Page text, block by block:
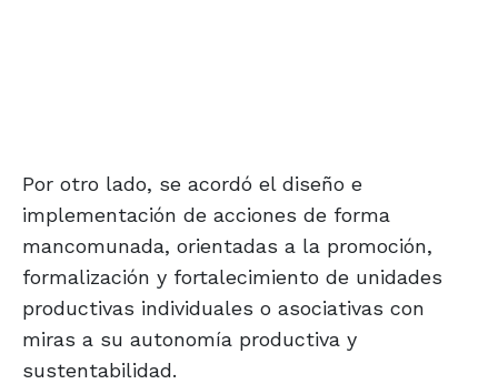
Por otro lado, se acordó el diseño e
implementación de acciones de forma
mancomunada, orientadas a la promoción,
formalización y fortalecimiento de unidades
productivas individuales o asociativas con
miras a su autonomía productiva y
sustentabilidad.